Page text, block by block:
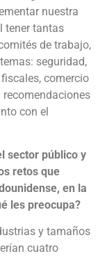
nuestra
tener tantas
de trabajo,
seguridad,
comercio
recomendaciones
con el
sector público y
retos que
en la
les preocupa?
y tamaños
cuatro